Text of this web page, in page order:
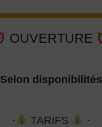
OUVERTURE
Selon disponibilités
· TARIFS ·